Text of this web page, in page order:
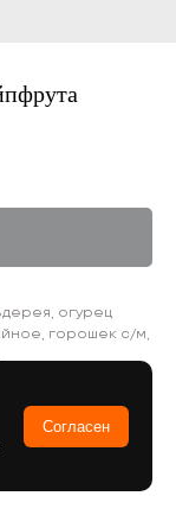
Согласен
огурец
горошек с/м,